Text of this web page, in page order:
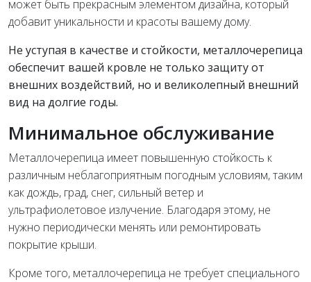
может быть прекрасным элементом дизайна, который
добавит уникальности и красоты вашему дому.
Не уступая в качестве и стойкости, металлочерепица
обеспечит вашей кровле не только защиту от
внешних воздействий, но и великолепный внешний
вид на долгие годы.
Минимальное обслуживание
Металлочерепица имеет повышенную стойкость к
различным неблагоприятным погодным условиям, таким
как дождь, град, снег, сильный ветер и
ультрафиолетовое излучение. Благодаря этому, не
нужно периодически менять или ремонтировать
покрытие крыши.
Кроме того, металлочерепица не требует специального